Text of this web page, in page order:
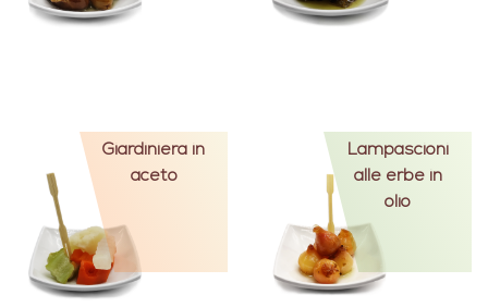
Giardiniera in
aceto
Lampascioni
alle erbe in
olio